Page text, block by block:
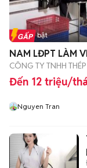
Tin nổi bật
NAM LĐPT LÀM
CÔNG TY TNHH
Đến 12 triệu/
Nguyen Tran